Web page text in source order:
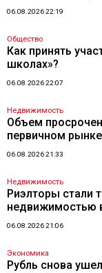
06.08.2026 22:19
Общество
Как принять
школах»?
06.08.2026 22:07
Недвижимость
Объем
первичном
06.08.2026 21:33
Недвижимость
Риэлторы стали
недвижимостью
06.08.2026 21:06
Экономика
Рубль снова